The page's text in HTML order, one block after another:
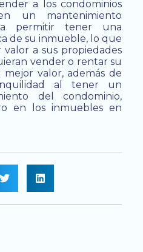
a los condominios
un mantenimiento
permitir tener una
de su inmueble, lo que
valor a sus propiedades
vender o rentar su
valor, además de
al tener un
del condominio,
en los inmuebles en